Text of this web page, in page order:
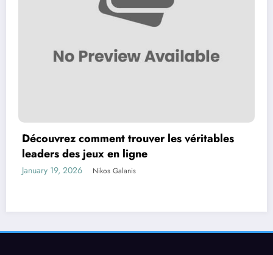
Découvrez comment trouver les véritables
leaders des jeux en ligne
January 19, 2026 Nikos Galanis